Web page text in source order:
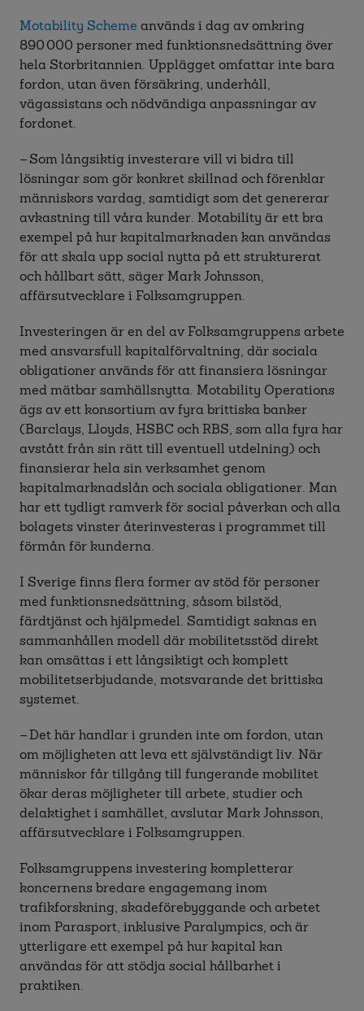
Motability Scheme används i dag av omkring
890 000 personer med funktionsnedsättning över
hela Storbritannien. Upplägget omfattar inte bara
fordon, utan även försäkring, underhåll,
vägassistans och nödvändiga anpassningar av
fordonet.
– Som långsiktig investerare vill vi bidra till
lösningar som gör konkret skillnad och förenklar
människors vardag, samtidigt som det genererar
avkastning till våra kunder. Motability är ett bra
exempel på hur kapitalmarknaden kan användas
för att skala upp social nytta på ett strukturerat
och hållbart sätt, säger Mark Johnsson,
affärsutvecklare i Folksamgruppen.
Investeringen är en del av Folksamgruppens arbete
med ansvarsfull kapitalförvaltning, där sociala
obligationer används för att finansiera lösningar
med mätbar samhällsnytta. Motability Operations
ägs av ett konsortium av fyra brittiska banker
(Barclays, Lloyds, HSBC och RBS, som alla fyra har
avstått från sin rätt till eventuell utdelning) och
finansierar hela sin verksamhet genom
kapitalmarknadslån och sociala obligationer. Man
har ett tydligt ramverk för social påverkan och alla
bolagets vinster återinvesteras i programmet till
förmån för kunderna.
I Sverige finns flera former av stöd för personer
med funktionsnedsättning, såsom bilstöd,
färdtjänst och hjälpmedel. Samtidigt saknas en
sammanhållen modell där mobilitetsstöd direkt
kan omsättas i ett långsiktigt och komplett
mobilitetserbjudande, motsvarande det brittiska
systemet.
– Det här handlar i grunden inte om fordon, utan
om möjligheten att leva ett självständigt liv. När
människor får tillgång till fungerande mobilitet
ökar deras möjligheter till arbete, studier och
delaktighet i samhället, avslutar Mark Johnsson,
affärsutvecklare i Folksamgruppen.
Folksamgruppens investering kompletterar
koncernens bredare engagemang inom
trafikforskning, skadeförebyggande och arbetet
inom Parasport, inklusive Paralympics, och är
ytterligare ett exempel på hur kapital kan
användas för att stödja social hållbarhet i
praktiken.